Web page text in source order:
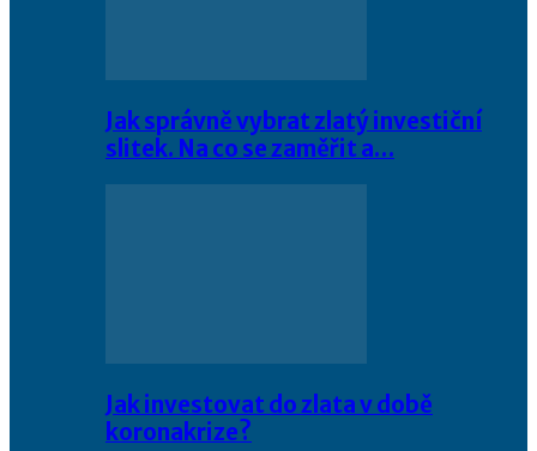
Jak správně vybrat zlatý investiční
slitek. Na co se zaměřit a…
Jak investovat do zlata v době
koronakrize?